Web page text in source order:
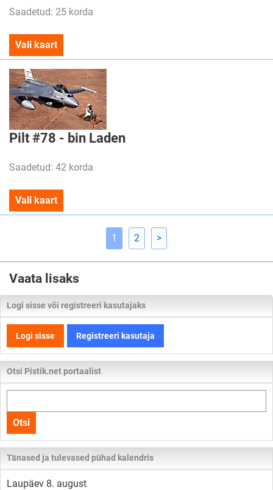
Saadetud: 25 korda
Vali kaart
Pilt #78 - bin Laden
Saadetud: 42 korda
Vali kaart
1 2 >
Vaata lisaks
Logi sisse või registreeri kasutajaks
Logi sisse Registreeri kasutaja
Otsi Pistik.net portaalist
kogu
lehelt
Otsi
Tänased ja tulevased pühad kalendris
Laupäev 8. august